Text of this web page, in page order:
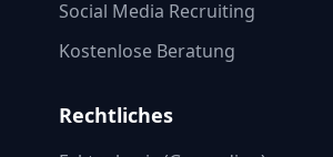
Social Media Recruiting
Kostenlose Beratung
Rechtliches